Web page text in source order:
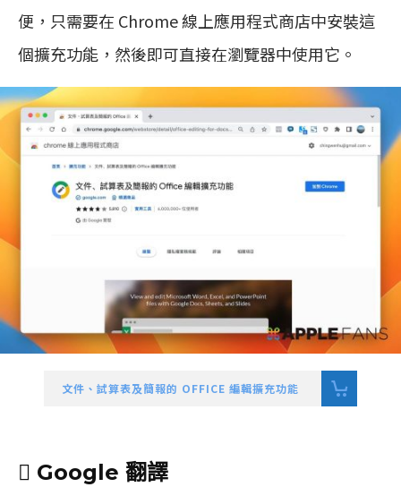
便，只需要在 Chrome 線上應用程式商店中安裝這
個擴充功能，然後即可直接在瀏覽器中使用它。
文件、試算表及簡報的 OFFICE 編輯擴充功能
 Google 翻譯